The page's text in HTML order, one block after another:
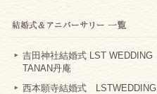
吉田神社結婚式 LST WEDDING
TANAN丹庵
西本願寺結婚式 LSTWEDDING